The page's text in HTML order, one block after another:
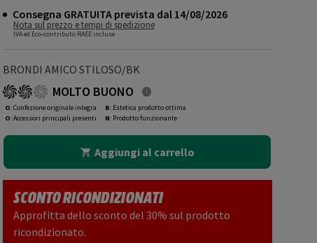
Consegna GRATUITA prevista dal 14/08/2026
Nota sul prezzo e tempi di spedizione
IVA ed Eco-contributo RAEE incluse
BRONDI AMICO STILOSO/BK
MOLTO BUONO
O: Confezione originale integra
O: Accessori principali presenti
B: Estetica prodotto ottima
N: Prodotto funzionante
Aggiungi al carrello
SCONTO RICONDIZIONATI
Approfitta dello sconto del 30% sul prodotto
ricondizionato.